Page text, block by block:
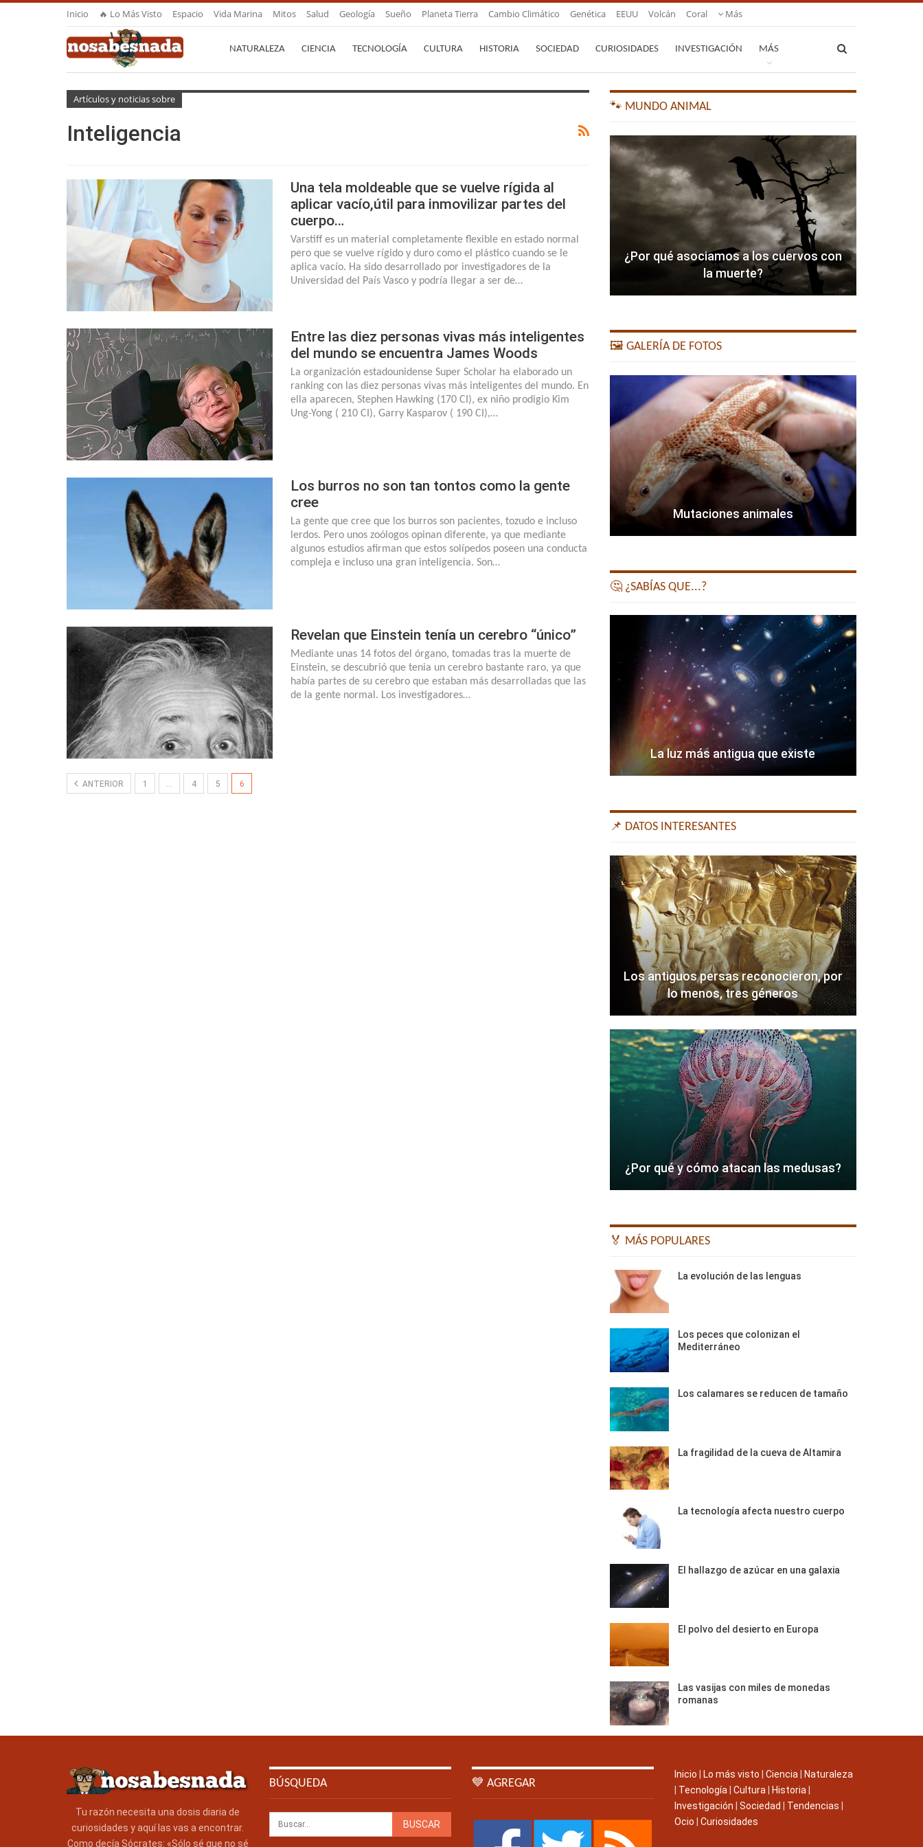
Inicio 🔥 Lo Más Visto Espacio Vida Marina Mitos Salud Geología Sueño Planeta Tierra Cambio Climático Genética EEUU Volcán Coral Más
NATURALEZA CIENCIA TECNOLOGÍA CULTURA HISTORIA SOCIEDAD CURIOSIDADES INVESTIGACIÓN MÁS
Artículos y noticias sobre
Inteligencia
Una tela moldeable que se vuelve rígida al
aplicar vacío,útil para inmovilizar partes del
cuerpo…
Varstiff es un material completamente flexible en estado normal
pero que se vuelve rígido y duro como el plástico cuando se le
aplica vacío. Ha sido desarrollado por investigadores de la
Universidad del País Vasco y podría llegar a ser de…
Entre las diez personas vivas más inteligentes
del mundo se encuentra James Woods
La organización estadounidense Super Scholar ha elaborado un
ranking con las diez personas vivas más inteligentes del mundo. En
ella aparecen, Stephen Hawking (170 CI), ex niño prodigio Kim
Ung-Yong ( 210 CI), Garry Kasparov ( 190 CI),…
Los burros no son tan tontos como la gente
cree
La gente que cree que los burros son pacientes, tozudo e incluso
lerdos. Pero unos zoólogos opinan diferente, ya que mediante
algunos estudios afirman que estos solípedos poseen una conducta
compleja e incluso una gran inteligencia. Son…
Revelan que Einstein tenía un cerebro “único”
Mediante unas 14 fotos del órgano, tomadas tras la muerte de
Einstein, se descubrió que tenia un cerebro bastante raro, ya que
había partes de su cerebro que estaban más desarrolladas que las
de la gente normal. Los investigadores…
ANTERIOR 1 4 5 6
🐾 MUNDO ANIMAL
¿Por qué asociamos a los cuervos con
la muerte?
🖼️ GALERÍA DE FOTOS
Mutaciones animales
🤔 ¿SABÍAS QUE...?
La luz más antigua que existe
📌 DATOS INTERESANTES
Los antiguos persas reconocieron, por
lo menos, tres géneros
¿Por qué y cómo atacan las medusas?
🏅 MÁS POPULARES
La evolución de las lenguas
Los peces que colonizan el
Mediterráneo
Los calamares se reducen de tamaño
La fragilidad de la cueva de Altamira
La tecnología afecta nuestro cuerpo
El hallazgo de azúcar en una galaxia
El polvo del desierto en Europa
Las vasijas con miles de monedas
romanas
Tu razón necesita una dosis diaria de
curiosidades y aquí las vas a encontrar.
Como decía Sócrates: «Sólo sé que no sé
BÚSQUEDA 💙 AGREGAR
Inicio Lo más visto Ciencia
Naturaleza
Tecnología Cultura Historia
Investigación
Sociedad Tendencias
Ocio
Curiosidades